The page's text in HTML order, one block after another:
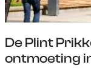
i
e
p
t
i
d
i
t
u
s
2
i
s
v
De Plint
ontmoeting